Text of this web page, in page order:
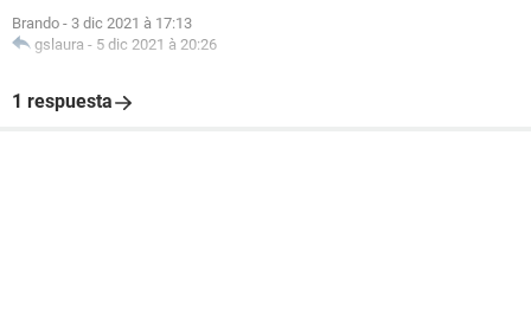
Brando - 3 dic 2021 à 17:13
gslaura - 5 dic 2021 à 20:26
1 respuesta